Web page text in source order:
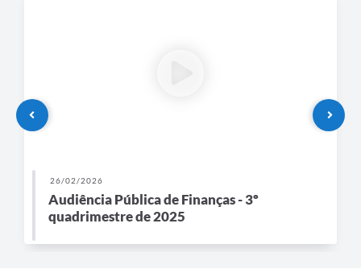
26/02/2026
Audiência Pública de Finanças - 3º
quadrimestre de 2025